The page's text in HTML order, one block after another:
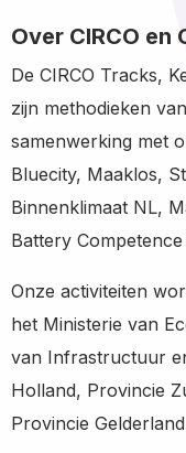
Over CIRCO en
De CIRCO Tracks,
zijn methodieken
samenwerking met
Bluecity, Maaklos,
Binnenklimaat NL,
Battery
Onze activiteiten
het Ministerie van
van Infrastructuur
Holland, Provincie
Provincie